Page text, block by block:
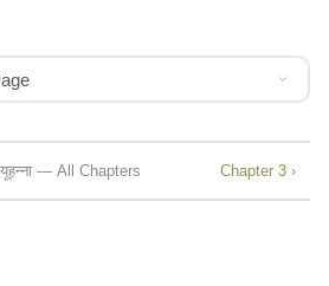
— All Chapters Chapter 3 ›